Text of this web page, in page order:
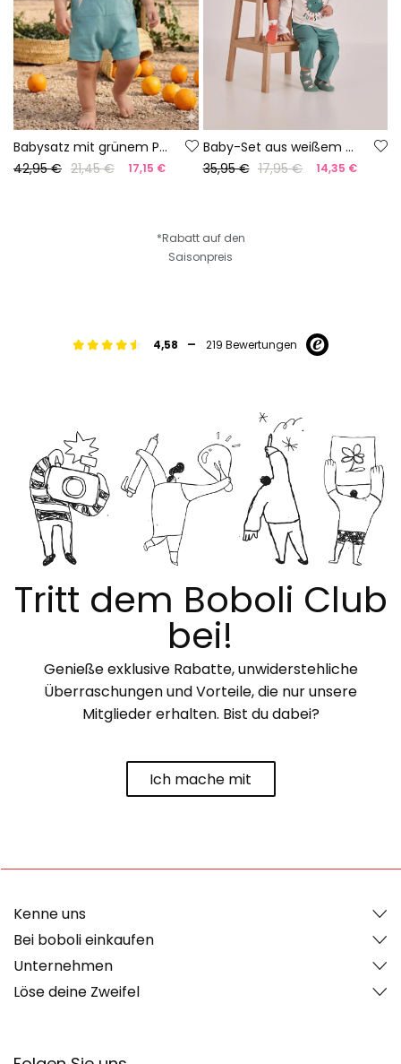
Babysatz mit grünem Poloshirt und Latzhose
42,95 € 21,45 € 17,15 €
Baby-Set aus weißem Baumwoll-T-Shirt und Hose
35,95 € 17,95 € 14,35 €
*Rabatt auf den
Saisonpreis
4,58 - 219 Bewertungen
Tritt dem Boboli Club
bei!
Genieße exklusive Rabatte, unwiderstehliche
Überraschungen und Vorteile, die nur unsere
Mitglieder erhalten. Bist du dabei?
Ich mache mit
Kenne uns
Bei boboli einkaufen
Unternehmen
Löse deine Zweifel